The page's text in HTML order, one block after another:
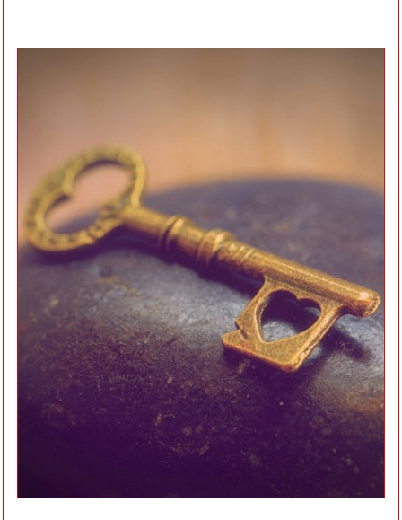
Als ik een
koppel was,
was ik dan
nog samen
Op weg naar
"JA"